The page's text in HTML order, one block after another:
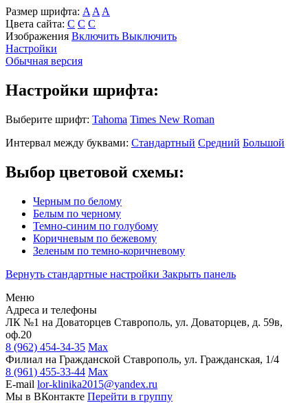
Размер шрифта: A A A
Цвета сайта: С С С
Изображения Включить Выключить
Настройки
Обычная версия
Настройки шрифта:
Выберите шрифт: Tahoma Times New Roman
Интервал между буквами: Стандартный Средний Большой
Выбор цветовой схемы:
Черным по белому
Белым по черному
Темно-синим по голубому
Коричневым по бежевому
Зеленым по темно-коричневому
Вернуть стандартные настройки Закрыть панель
Меню
Адреса и телефоны
ЛК №1 на Доваторцев Ставрополь, ул. Доваторцев, д. 59в,
оф.20
8 (962) 454-34-35 Max
Филиал на Гражданской Ставрополь, ул. Гражданская, 1/4
8 (961) 455-33-44 Max
E-mail lor-klinika2015@yandex.ru
Мы в ВКонтакте Перейти в группу